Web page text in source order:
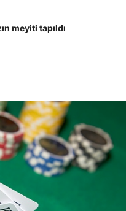
meyiti tapıldı